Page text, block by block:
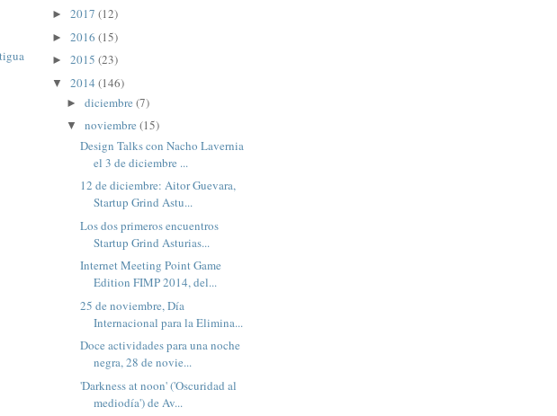
► 2017 (12)
► 2016 (15)
► 2015 (23)
▼ 2014 (146)
► diciembre (7)
▼ noviembre (15)
Design Talks con Nacho Lavernia
el 3 de diciembre ...
12 de diciembre: Aitor Guevara,
Startup Grind Astu...
Los dos primeros encuentros
Startup Grind Asturias...
Internet Meeting Point Game
Edition FIMP 2014, del...
25 de noviembre, Día
Internacional para la Elimina...
Doce actividades para una noche
negra, 28 de novie...
'Darkness at noon' ('Oscuridad al
mediodía') de Av...